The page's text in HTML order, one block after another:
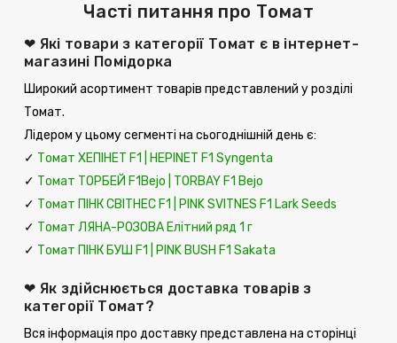
Часті питання про Томат
❤ Які товари з категорії Томат є в інтернет-
магазині Помідорка
Широкий асортимент товарів представлений у розділі
Томат.
Лідером у цьому сегменті на сьогоднішній день є:
✓ Томат ХЕПІНЕТ F1 | HЕPINET F1 Syngenta
✓ Томат ТОРБЕЙ F1Bejo | TORBAY F1 Bejo
✓ Томат ПІНК СВІТНЕС F1 | PINK SVITNES F1 Lark Seeds
✓ Томат ЛЯНА-РОЗОВА Елітний ряд 1 г
✓ Томат ПІНК БУШ F1 | PINK BUSH F1 Sakata
❤ Як здійснюється доставка товарів з
категорії Томат?
Вся інформація про доставку представлена ​​на сторінці